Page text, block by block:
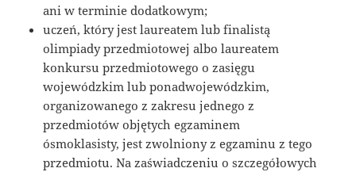
ani w terminie dodatkowym;
uczeń, który jest laureatem lub finalistą
olimpiady przedmiotowej albo laureatem
konkursu przedmiotowego o zasięgu
wojewódzkim lub ponadwojewódzkim,
organizowanego z zakresu jednego z
przedmiotów objętych egzaminem
ósmoklasisty, jest zwolniony z egzaminu z tego
przedmiotu. Na zaświadczeniu o szczegółowych